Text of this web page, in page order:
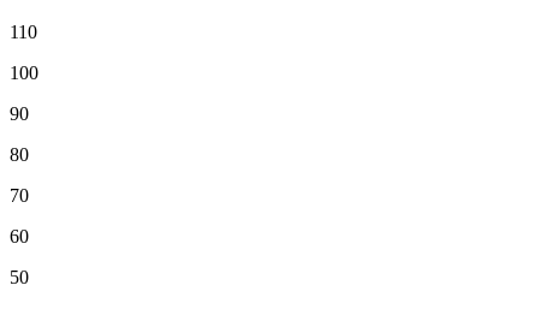
110
100
90
80
70
60
50